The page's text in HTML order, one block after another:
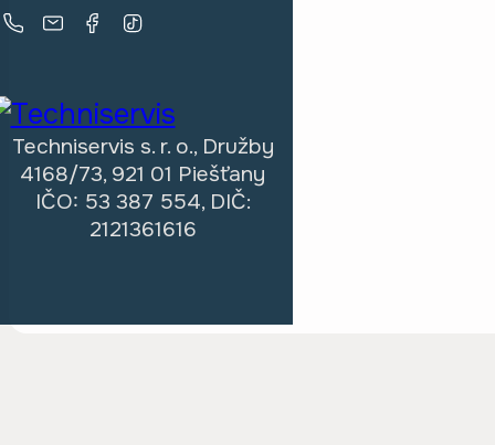
Techniservis s. r. o., Družby
4168/73, 921 01 Piešťany
IČO: 53 387 554, DIČ:
2121361616